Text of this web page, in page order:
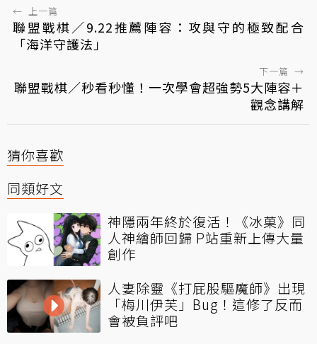
← 上一篇
聯盟戰棋／9.22推薦陣容：攻與守的極致配合
「海洋守護法」
下一篇 →
聯盟戰棋／秒看秒懂！一次學會超強勢5大陣容＋
觀念講解
猜你喜歡
同類好文
神隱兩年終於復活！《冰菓》同
人神繪師回歸 P站重新上傳大量
創作
人妻除靈《打屁股驅魔師》出現
「梅川伊芙」Bug！這修了反而
會被負評吧